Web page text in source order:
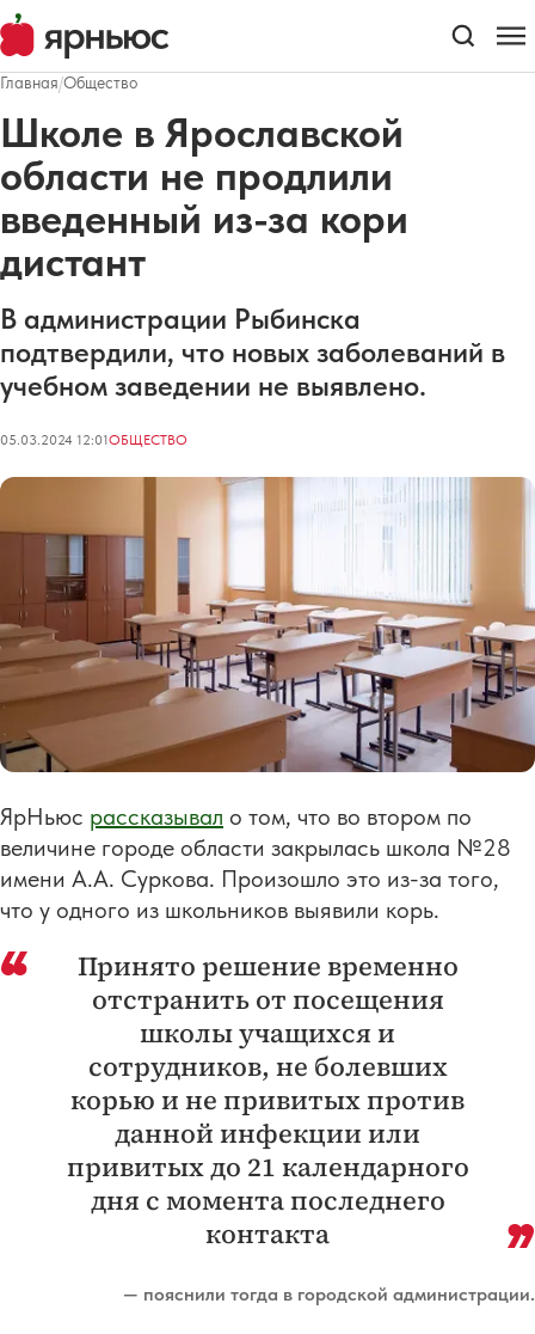
Главная/Общество
Школе в Ярославской
области не продлили
введенный из-за кори
дистант
В администрации Рыбинска
подтвердили, что новых заболеваний в
учебном заведении не выявлено.
05.03.2024 12:01ОБЩЕСТВО
ЯрНьюс рассказывал о том, что во втором по
величине городе области закрылась школа №28
имени А.А. Суркова. Произошло это из-за того,
что у одного из школьников выявили корь.
Принято решение временно
отстранить от посещения
школы учащихся и
сотрудников, не болевших
корью и не привитых против
данной инфекции или
привитых до 21 календарного
дня с момента последнего
контакта
— пояснили тогда в городской администрации.